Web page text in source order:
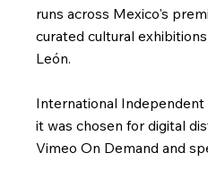
runs across Mexico's
curated cultural
León.
International
it was chosen for digital
Vimeo On Demand and